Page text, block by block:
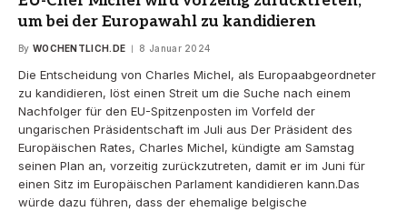
um bei der Europawahl zu kandidieren
By WOCHENTLICH.DE 8 Januar 2024
Die Entscheidung von Charles Michel, als Europaabgeordneter
zu kandidieren, löst einen Streit um die Suche nach einem
Nachfolger für den EU-Spitzenposten im Vorfeld der
ungarischen Präsidentschaft im Juli aus Der Präsident des
Europäischen Rates, Charles Michel, kündigte am Samstag
seinen Plan an, vorzeitig zurückzutreten, damit er im Juni für
einen Sitz im Europäischen Parlament kandidieren kann.Das
würde dazu führen, dass der ehemalige belgische